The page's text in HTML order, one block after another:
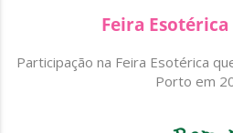
Feira
Participação na Feira Esotérica
Porto em